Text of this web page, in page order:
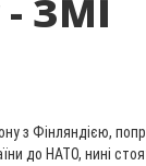
- ЗМІ
з Фінляндією,
до НАТО, нині